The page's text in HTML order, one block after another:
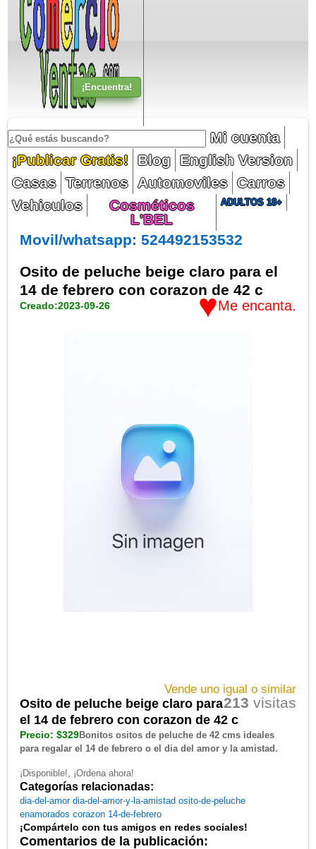
Mi cuenta
¡Publicar Gratis!
Blog English Version
Casas Terrenos Automoviles Carros
Vehiculos
Cosméticos
L'BEL
ADULTOS 18+
Movil/whatsapp: 524492153532
Osito de peluche beige claro para el
14 de febrero con corazon de 42 c
Creado:2023-09-26 ♥Me encanta.
Vende uno igual o similar
213 visitas
Osito de peluche beige claro para
el 14 de febrero con corazon de 42 c
Precio: $329Bonitos ositos de peluche de 42 cms ideales
para regalar el 14 de febrero o el dia del amor y la amistad.
¡Disponible!, ¡Ordena ahora!
Categorías relacionadas:
dia-del-amordia-del-amor-y-la-amistadosito-de-peluche
enamoradoscorazon 14-de-febrero
¡Compártelo con tus amigos en redes sociales!
Comentarios de la publicación: